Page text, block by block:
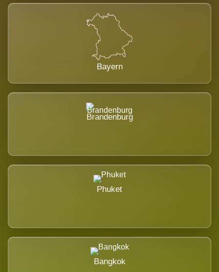
Bayern
Brandenburg
Phuket
Bangkok